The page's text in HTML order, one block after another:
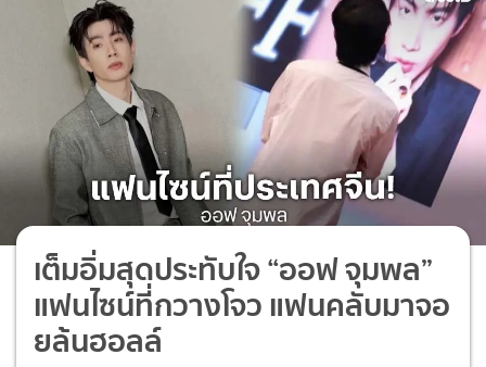
เต็มอิ่มสุดประทับใจ “ออฟ จุมพล”
แฟนไซน์ที่กวางโจว แฟนคลับมาจอ
ยล้นฮอลล์